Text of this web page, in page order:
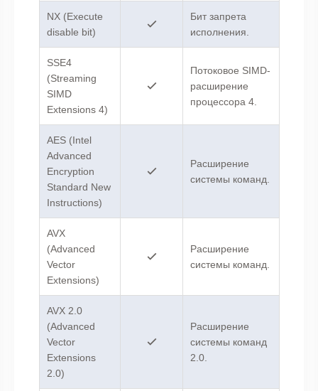
NX (Execute
disable bit)
Бит запрета
исполнения.
SSE4
(Streaming
SIMD
Extensions 4)
Потоковое SIMD-
расширение
процессора 4.
AES (Intel
Advanced
Encryption
Standard New
Instructions)
Расширение
системы команд.
AVX
(Advanced
Vector
Extensions)
Расширение
системы команд.
AVX 2.0
(Advanced
Vector
Extensions
2.0)
Расширение
системы команд
2.0.